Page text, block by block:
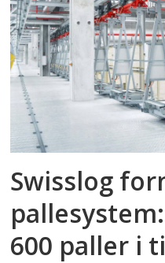
Swisslog
600 paller i